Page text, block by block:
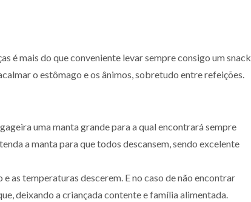
é mais do que conveniente levar sempre consigo um snack
o estômago e os ânimos, sobretudo entre refeições.
uma manta grande para a qual encontrará sempre
a manta para que todos descansem, sendo excelente
as temperaturas descerem. E no caso de não encontrar
deixando a criançada contente e família alimentada.